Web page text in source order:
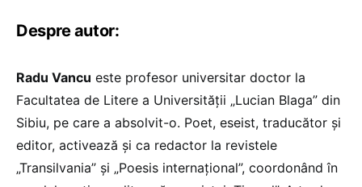
Despre autor:
Radu Vancu este profesor universitar doctor la
Facultatea de Litere a Universității „Lucian Blaga” din
Sibiu, pe care a absolvit-o. Poet, eseist, traducător și
editor, activează și ca redactor la revistele
„Transilvania” și „Poesis internațional”, coordonând în